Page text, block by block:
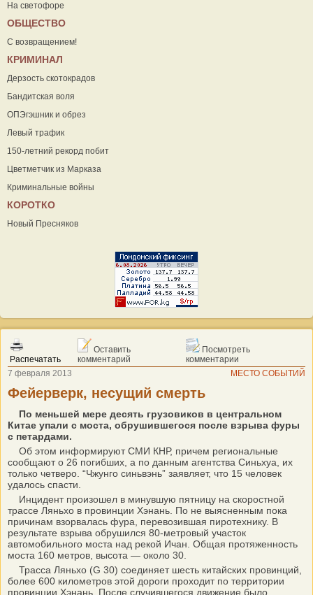
На светофоре
ОБЩЕСТВО
С возвращением!
КРИМИНАЛ
Дерзость скотокрадов
Бандитская воля
ОПЭгэшник и обрез
Левый трафик
150-летний рекорд побит
Цветметчик из Марказа
Криминальные войны
КОРОТКО
Новый Пресняков
Распечатать
Оставить
комментарий
Посмотреть
комментарии
7 февраля 2013
МЕСТО СОБЫТИЙ
Фейерверк, несущий смерть
По меньшей мере десять грузовиков в центральном
Китае упали с моста, обрушившегося после взрыва фуры
с петардами.
Об этом информируют СМИ КНР, причем региональные
сообщают о 26 погибших, а по данным агентства Синьхуа, их
только четверо. “Чжунго синьвэнь” заявляет, что 15 человек
удалось спасти.
Инцидент произошел в минувшую пятницу на скоростной
трассе Ляньхо в провинции Хэнань. По не выясненным пока
причинам взорвалась фура, перевозившая пиротехнику. В
результате взрыва обрушился 80-метровый участок
автомобильного моста над рекой Ичан. Общая протяженность
моста 160 метров, высота — около 30.
Трасса Ляньхо (G 30) соединяет шесть китайских провинций,
более 600 километров этой дороги проходит по территории
провинции Хэнань. После случившегося движение было